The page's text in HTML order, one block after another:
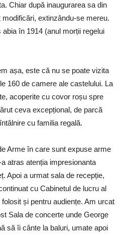
Chiar după inaugurarea sa din
extinzându-se mereu.
în 1914 (anul morții regelui
așa, este că nu se poate vizita
160 de camere ale castelului. La
acoperite cu covor roșu spre
ceva excepțional, de parcă
cu familia regală.
Arme în care sunt expuse arme
atras atenția impresionanta
Apoi a urmat sala de recepție,
cu Cabinetul de lucru al
și pentru audiențe. Am urcat
Sala de concerte unde George
să îi cânte la baluri, umate apoi